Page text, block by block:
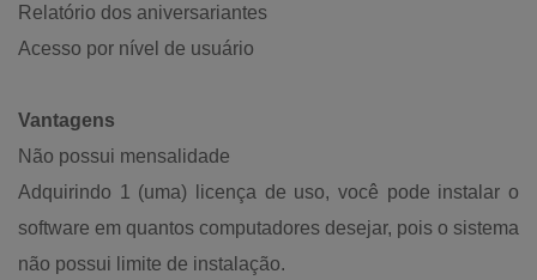
Relatório dos aniversariantes
Acesso por nível de usuário
Vantagens
Não possui mensalidade
Adquirindo 1 (uma) licença de uso, você pode instalar o
software em quantos computadores desejar, pois o sistema
não possui limite de instalação.